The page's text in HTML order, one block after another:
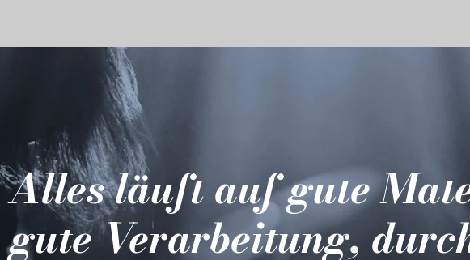
Alles läuft auf gute
gute Verarbeitung,